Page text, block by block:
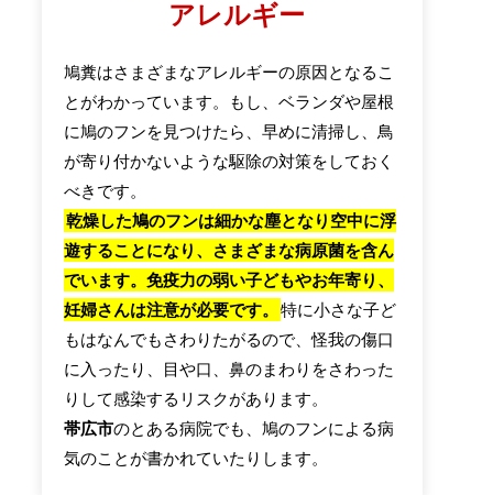
アレルギー
鳩糞はさまざまなアレルギーの原因となるこ
とがわかっています。もし、ベランダや屋根
に鳩のフンを見つけたら、早めに清掃し、鳥
が寄り付かないような駆除の対策をしておく
べきです。
乾燥した鳩のフンは細かな塵となり空中に浮
遊することになり、さまざまな病原菌を含ん
でいます。免疫力の弱い子どもやお年寄り、
妊婦さんは注意が必要です。
特に小さな子ど
もはなんでもさわりたがるので、怪我の傷口
に入ったり、目や口、鼻のまわりをさわった
りして感染するリスクがあります。
帯広市のとある病院でも、鳩のフンによる病
気のことが書かれていたりします。